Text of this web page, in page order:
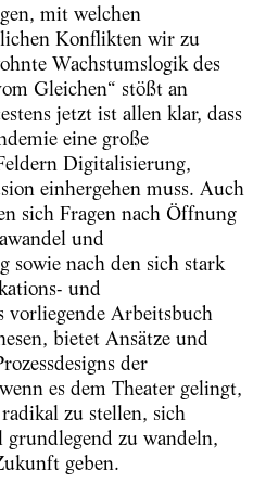
mit welchen
Konflikten wir zu
Wachstumslogik des
Gleichen“ stößt an
jetzt ist allen klar, dass
eine große
Digitalisierung,
einhergehen muss. Auch
sich Fragen nach Öffnung
und
sowie nach den sich stark
und
vorliegende Arbeitsbuch
bietet Ansätze und
der
es dem Theater gelingt,
zu stellen, sich
zu wandeln,
geben.